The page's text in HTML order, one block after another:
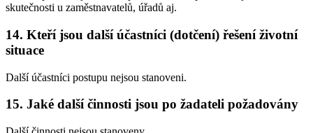
skutečnosti u zaměstnavatelů, úřadů aj.
14. Kteří jsou další účastníci (dotčení) řešení životní
situace
Další účastníci postupu nejsou stanoveni.
15. Jaké další činnosti jsou po žadateli požadovány